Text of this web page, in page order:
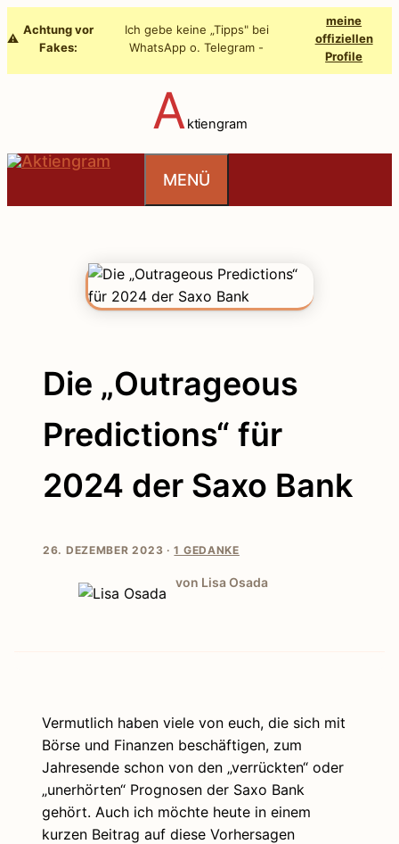
Inhalt
⚠️
Achtung vor
Fakes:
Ich gebe keine „Tipps" bei
WhatsApp o. Telegram -
meine
offiziellen
Profile
Aktiengram
MENÜ
Die „Outrageous
Predictions“ für
2024 der Saxo Bank
26. DEZEMBER 2023 ·1 GEDANKE
von Lisa Osada
Vermutlich haben viele von euch, die sich mit
Börse und Finanzen beschäftigen, zum
Jahresende schon von den „verrückten“ oder
„unerhörten“ Prognosen der Saxo Bank
gehört. Auch ich möchte heute in einem
kurzen Beitrag auf diese Vorhersagen